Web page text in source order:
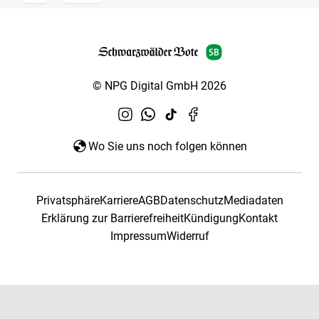
© NPG Digital GmbH 2026
Wo Sie uns noch folgen können
PrivatsphäreKarriereAGBDatenschutzMediadaten
Erklärung zur BarrierefreiheitKündigungKontakt
ImpressumWiderruf